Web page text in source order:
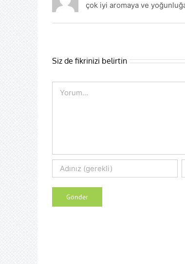
çok iyi aromaya ve
Siz de fikrinizi belirtin